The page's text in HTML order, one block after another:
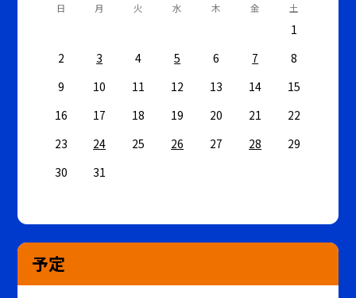
日 月 火 水 木 金 土
1
2
3 4 5 6 7
8
9
10 11 12 13 14
15
16
17 18 19 20 21
22
23
24 25 26 27 28
29
30
31
予定